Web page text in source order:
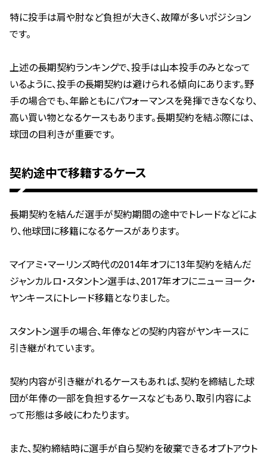
特に投手は肩や肘など負担が大きく、故障が多いポジション
です。
上述の長期契約ランキングで、投手は山本投手のみとなって
いるように、投手の長期契約は避けられる傾向にあります。野
手の場合でも、年齢ともにパフォーマンスを発揮できなくなり、
高い買い物となるケースもあります。長期契約を結ぶ際には、
球団の目利きが重要です。
契約途中で移籍するケース
長期契約を結んだ選手が契約期間の途中でトレードなどによ
り、他球団に移籍になるケースがあります。
マイアミ・マーリンズ時代の2014年オフに13年契約を結んだ
ジャンカルロ・スタントン選手は、2017年オフにニューヨーク・
ヤンキースにトレード移籍となりました。
スタントン選手の場合、年俸などの契約内容がヤンキースに
引き継がれています。
契約内容が引き継がれるケースもあれば、契約を締結した球
団が年俸の一部を負担するケースなどもあり、取引内容によ
って形態は多岐にわたります。
また、契約締結時に選手が自ら契約を破棄できるオプトアウト